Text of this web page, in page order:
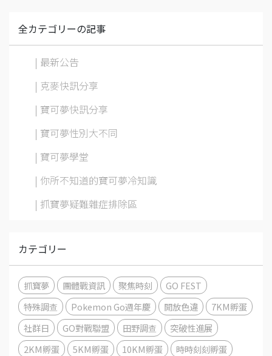
全カテゴリーの記事
| 最新公告
| 克麥快訊分享
| 寶可夢快訊分享
| 寶可夢性別大不同
| 寶可夢學堂
| 你所不知道的寶可夢冷知識
| 抓寶夢疑難雜症排除區
カテゴリー
抓寶夢 團體戰資訊 聚焦時刻
GO FEST
特殊調查
Pokemon Go週年慶 開放色違
7KM孵蛋
社群日
GO對戰聯盟 田野調查
突破性進展
2KM孵蛋
5KM孵蛋 10KM孵蛋
時時刻刻孵蛋